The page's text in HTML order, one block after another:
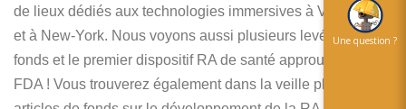
de lieux dédiés aux technologies immersives à Vancouver
et à New-York. Nous voyons aussi plusieurs levées de
fonds et le premier dispositif RA de santé approuvé par la
FDA ! Vous trouverez également dans la veille plusieurs
Une question ?